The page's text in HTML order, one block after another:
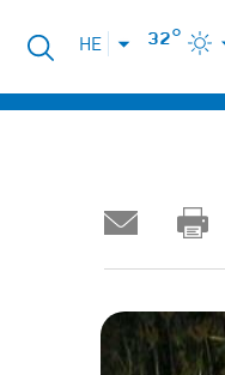
32°
פתיחת
תפריט
HE